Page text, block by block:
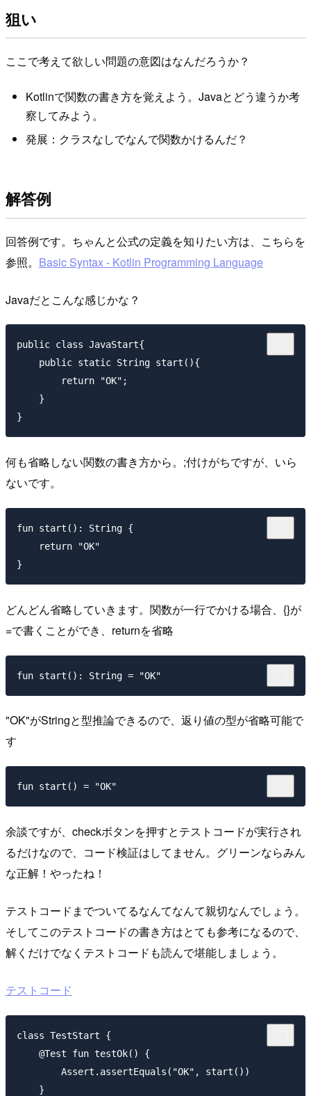
狙い
ここで考えて欲しい問題の意図はなんだろうか？
Kotlinで関数の書き方を覚えよう。Javaとどう違うか考
察してみよう。
発展：クラスなしでなんで関数かけるんだ？
解答例
回答例です。ちゃんと公式の定義を知りたい方は、こちらを
参照。 Basic Syntax - Kotlin Programming Language
Javaだとこんな感じかな？
public class JavaStart{
    public static String start(){
        return "OK";
    }
何も省略しない関数の書き方から。;付けがちですが、いら
ないです。
fun start(): String {
    return "OK"
どんどん省略していきます。関数が一行でかける場合、{}が
=で書くことができ、returnを省略
"OK"がStringと型推論できるので、返り値の型が省略可能で
す
余談ですが、checkボタンを押すとテストコードが実行され
るだけなので、コード検証はしてません。グリーンならみん
な正解！やったね！
テストコードまでついてるなんてなんて親切なんでしょう。
そしてこのテストコードの書き方はとても参考になるので、
解くだけでなくテストコードも読んで堪能しましょう。
テストコード
class TestStart {
    @Test fun testOk() {
        Assert.assertEquals("OK", start())
    }